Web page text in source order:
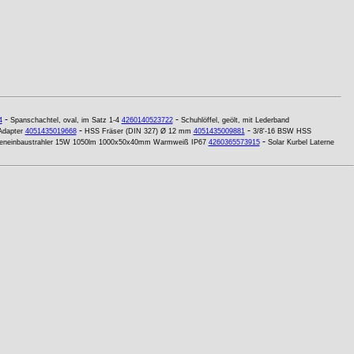
- Spanschachtel, oval, im Satz 1-4 4260140523722- Schuhlöffel, geölt, mit Lederband
4051435019668- HSS Fräser (DIN 327) Ø 12 mm 4051435009881- 3/8'-16 BSW HSS
15W 1050lm 1000x50x40mm Warmweiß IP67 4260365573915- Solar Kurbel Laterne